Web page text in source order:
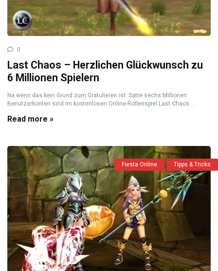
0
Last Chaos – Herzlichen Glückwunsch zu
6 Millionen Spielern
Na wenn das kein Grund zum Gratulieren ist: Satte sechs Millionen
Benutzerkonten sind im kostenlosen Online-Rollenspiel Last Chaos ...
Read more »
Fiesta Online Tipps & Tricks